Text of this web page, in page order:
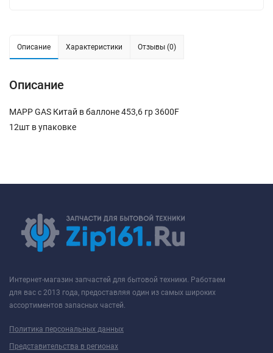
Описание Характеристики Отзывы (0)
Описание
MAPP GAS Китай в баллоне 453,6 гр 3600F
12шт в упаковке
Интернет-магазин запчастей для бытовой техники. Работаем
для вас с 2013 года, предоставляя один из самых широких
ассортиментов запасных частей.
Политика персональных данных
Представительства в регионах